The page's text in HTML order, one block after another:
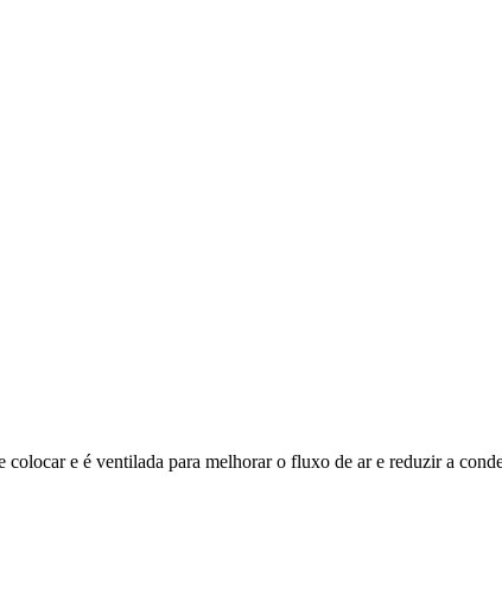
e é ventilada para melhorar o fluxo de ar e reduzir a